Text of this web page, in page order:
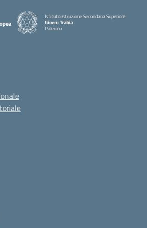
Istituto Istruzione Secondaria Superiore
Gioeni Trabia
Palermo